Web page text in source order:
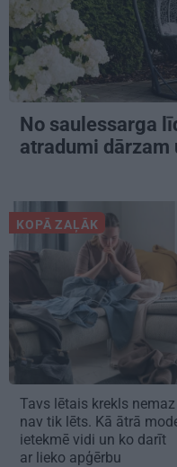
No saulessarga
atradumi dārzam
KOPĀ ZAĻĀK
Tavs lētais krekls nemaz
nav tik lēts. Kā ātrā
ietekmē vidi un ko darīt
ar lieko apģērbu